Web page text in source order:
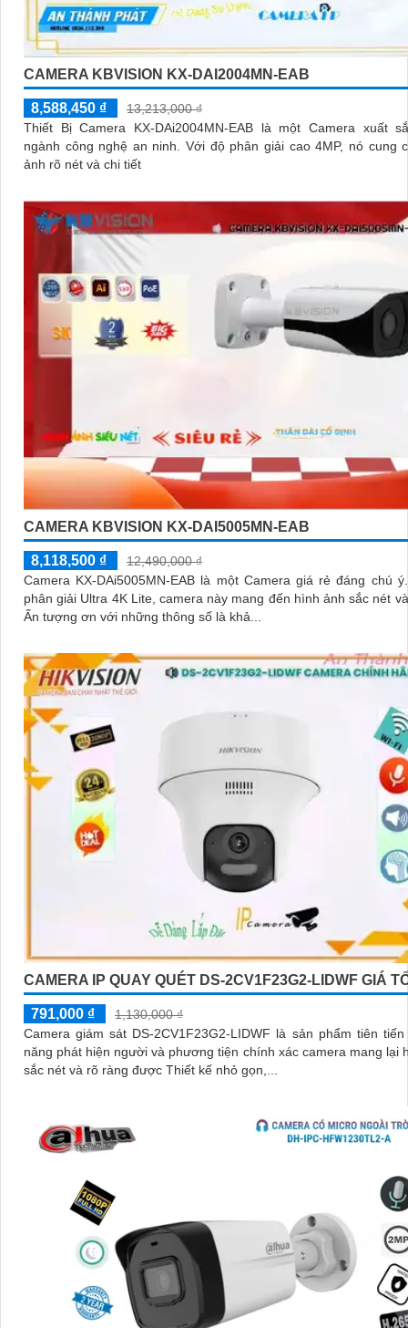
CAMERA KBVISION KX-DAI2004MN-EAB
8,588,450 ₫
13,213,000 ₫
Thiết Bị Camera KX-DAi2004MN-EAB là một Camera xuất
ngành công nghệ an ninh. Với độ phân giải cao 4MP, nó cung cấp hình
ảnh rõ nét và chi tiết
CAMERA KBVISION KX-DAI5005MN-EAB
8,118,500 ₫
12,490,000 ₫
Camera KX-DAi5005MN-EAB là một Camera giá rẻ đáng chú ý. Với
phân giải Ultra 4K Lite, camera này mang đến hình ảnh sắc nét
Ấn tượng ơn với những thông số là khả...
CAMERA IP QUAY QUÉT DS-2CV1F23G2-LIDWF GIÁ
791,000 ₫
1,130,000 ₫
Camera giám sát DS-2CV1F23G2-LIDWF là sản phẩm tiên
năng phát hiện người và phương tiện chính xác camera mang lại
sắc nét và rõ ràng được Thiết kế nhỏ gọn,...